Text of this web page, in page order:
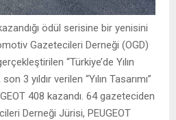
ödül serisine bir yenisini
Gazetecileri Derneği (OGD)
“Türkiye’de Yılın
3 yıldır verilen “Yılın Tasarımı”
408 kazandı. 64 gazeteciden
Derneği Jürisi, PEUGEOT